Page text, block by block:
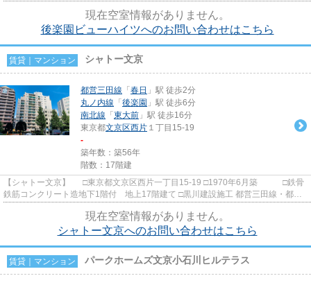
現在空室情報がありません。
後楽園ビューハイツへのお問い合わせはこちら
賃貸｜マンション シャトー文京
都営三田線 「 春日 」駅 徒歩2分
丸ノ内線 「 後楽園 」駅 徒歩6分
南北線 「 東大前 」駅 徒歩16分
東京都文京区西片 １丁目15-19
-
築年数：築56年
階数：17階建
【シャトー文京】 □東京都文京区西片一丁目15-19 □1970年6月築 □鉄骨
鉄筋コンクリート造地下1階付 地上17階建て □黒川建設施工 都営三田線・都営
現在空室情報がありません。
シャトー文京へのお問い合わせはこちら
賃貸｜マンション パークホームズ文京小石川ヒルテラス